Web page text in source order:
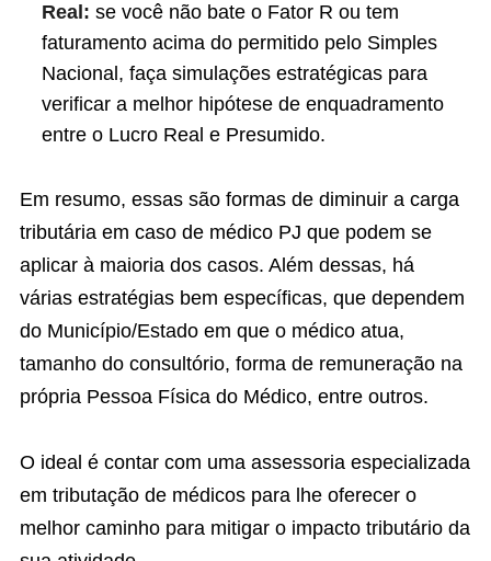
Real: se você não bate o Fator R ou tem
faturamento acima do permitido pelo Simples
Nacional, faça simulações estratégicas para
verificar a melhor hipótese de enquadramento
entre o Lucro Real e Presumido.
Em resumo, essas são formas de diminuir a carga
tributária em caso de médico PJ que podem se
aplicar à maioria dos casos. Além dessas, há
várias estratégias bem específicas, que dependem
do Município/Estado em que o médico atua,
tamanho do consultório, forma de remuneração na
própria Pessoa Física do Médico, entre outros.
O ideal é contar com uma assessoria especializada
em tributação de médicos para lhe oferecer o
melhor caminho para mitigar o impacto tributário da